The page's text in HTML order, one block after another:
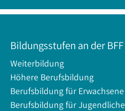
Bildungsstufen an der BFF
Weiterbildung
Höhere Berufsbildung
Berufsbildung für Erwachsene
Berufsbildung für Jugendliche